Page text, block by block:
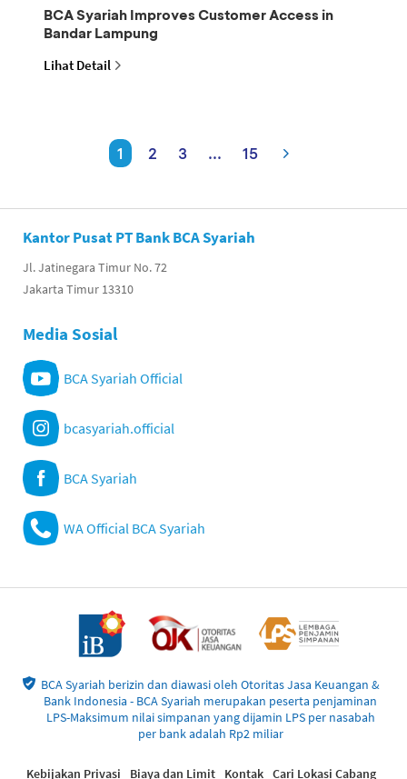
BCA Syariah Improves Customer Access in
Bandar Lampung
Lihat Detail
1 2 3 ... 15
Kantor Pusat PT Bank BCA Syariah
Jl. Jatinegara Timur No. 72
Jakarta Timur 13310
Media Sosial
BCA Syariah Official
bcasyariah.official
BCA Syariah
WA Official BCA Syariah
BCA Syariah berizin dan diawasi oleh Otoritas Jasa Keuangan &
Bank Indonesia - BCA Syariah merupakan peserta penjaminan
LPS-Maksimum nilai simpanan yang dijamin LPS per nasabah
per bank adalah Rp2 miliar
Kebijakan Privasi Biaya dan Limit Kontak Cari Lokasi Cabang